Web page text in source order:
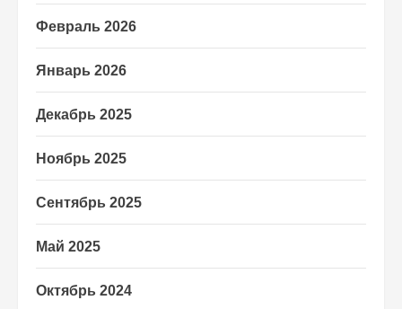
Февраль 2026
Январь 2026
Декабрь 2025
Ноябрь 2025
Сентябрь 2025
Май 2025
Октябрь 2024